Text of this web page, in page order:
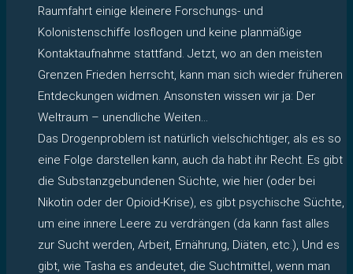
Raumfahrt einige kleinere Forschungs- und
Kolonistenschiffe losflogen und keine planmäßige
Kontaktaufnahme stattfand. Jetzt, wo an den meisten
Grenzen Frieden herrscht, kann man sich wieder früheren
Entdeckungen widmen. Ansonsten wissen wir ja: Der
Weltraum – unendliche Weiten…
Das Drogenproblem ist natürlich vielschichtiger, als es so
eine Folge darstellen kann, auch da habt ihr Recht. Es gibt
die Substanzgebundenen Süchte, wie hier (oder bei
Nikotin oder der Opioid-Krise), es gibt psychische Süchte,
um eine innere Leere zu verdrängen (da kann fast alles
zur Sucht werden, Arbeit, Ernährung, Diäten, etc.), Und es
gibt, wie Tasha es andeutet, die Suchtmittel, wenn man